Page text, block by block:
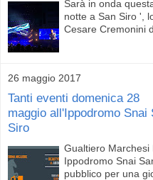
Sarà in onda
notte a San Siro ',
Cesare Cremonini
26 maggio 2017
Tanti eventi domenica 28
maggio all'Ippodromo Snai
Siro
Gualtiero Marchesi
Ippodromo Snai
pubblico per una